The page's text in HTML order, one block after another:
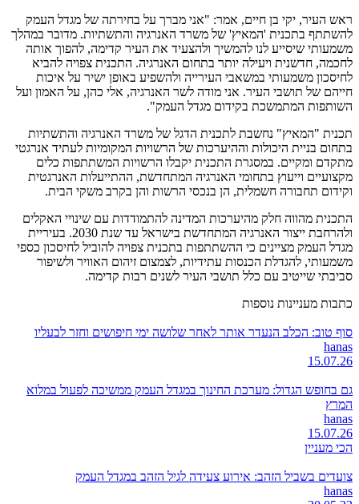
ראש העיר, יקי בן חיים, אמר: "אני מברך על בחירתה של מגדל העמק
להשתתף בתכנית 'המאיץ' של משרד האנרגיה והתשתיות. מדובר במהלך
משמעותי שיסייע לנו להמשיך ולהצעיד את העיר קדימה, להפוך אותה
לחכמה, חדשנית ויעילה יותר בתחום האנרגיה. התכנית צפויה להביא
לחיסכון משמעותי במשאבי העירייה ולהשפיע באופן ישיר על איכות
חייהם של תושבי העיר. אני מודה לשר האנרגיה, אלי כהן, על האמון ועל
השותפות המתמשכת בקידום מגדל העמק".
תכנית "המאיץ" נחשבת לתכנית הדגל של משרד האנרגיה והתשתיות
בתחום בניית היכולות וההיערכות של הרשויות המקומיות לעתיד אנרגטי
מתקדם ומקיים. במסגרת התכנית יקבלו הרשויות המשתתפות כלים
מקצועיים וייעוץ בתחומי האנרגיה המתחדשת, ההתייעלות האנרגטית
וקידום תחבורה חשמלית, הן בנכסי הרשות והן בקרב משקי הבית.
התכנית מהווה חלק מהיערכות המדינה להתמודדות עם שינויי האקלים
ולהרחבת ייצור האנרגיה המתחדשת בישראל עד שנת 2030. בעיריית
מגדל העמק מציינים כי ההשתתפות בתכנית צפויה להוביל לחיסכון כספי
משמעותי, להגדלת הכנסות עתידיות, לצמצום זיהום האוויר ולשיפור
סביבתי שייטיב עם כלל תושבי העיר לשנים רבות קדימה.
כתבות מעניינות נוספות
סוף טוב: הכלב הנעדר אותר לאחר שלושה ימי חיפושים וחזר לבעליו
hanas
15.07.26
גם בחופש הגדול: מערכת החינוך במגדל העמק ממשיכה לפעול במלוא
המרץ
hanas
15.07.26
הכי מעניין
צועדים בשביל הזהב: אירוע צעידה לגיל הזהב במגדל העמק
hanas